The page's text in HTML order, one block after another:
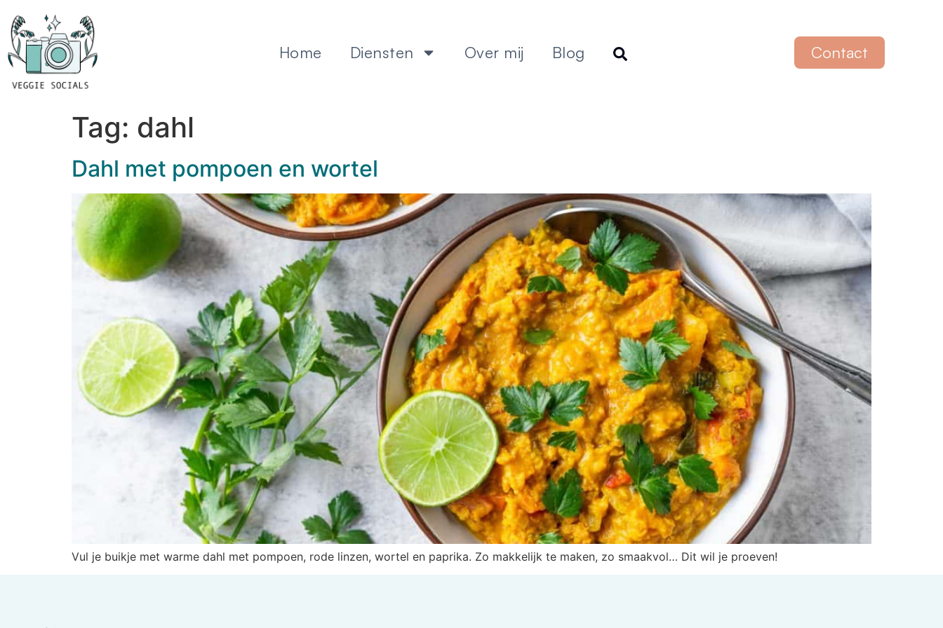
Home Diensten Over mij Blog Contact
Tag: dahl
Dahl met pompoen en wortel
Vul je buikje met warme dahl met pompoen, rode linzen, wortel en paprika. Zo makkelijk te maken, zo smaakvol… Dit wil je proeven!